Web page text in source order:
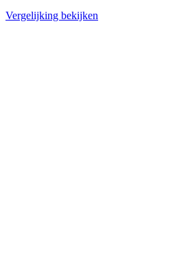
Vergelijking bekijken